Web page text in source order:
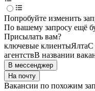
Попробуйте изменить
По вашему запросу ещё
Присылать вам?
ключевые клиентыЯлтаС
агентствВ названии
В мессенджер
На почту
Вакансии по похожим